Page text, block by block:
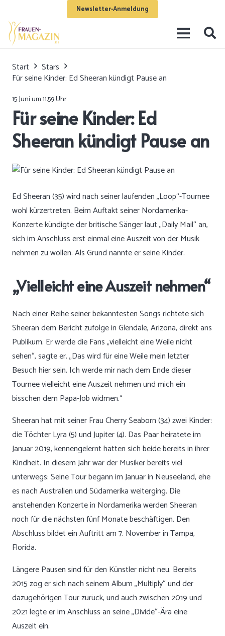
Newsletter-Anmeldung
Start
Stars
Für seine Kinder: Ed Sheeran kündigt Pause an
15 Juni um 11:59 Uhr
Für seine Kinder: Ed
Sheeran kündigt Pause an
Ed Sheeran (35) wird nach seiner laufenden „Loop“-Tournee
wohl kürzertreten. Beim Auftakt seiner Nordamerika-
Konzerte kündigte der britische Sänger laut „Daily Mail“ an,
sich im Anschluss erst einmal eine Auszeit von der Musik
nehmen zu wollen. Als Grund nannte er seine Kinder.
„Vielleicht eine Auszeit nehmen“
Nach einer Reihe seiner bekanntesten Songs richtete sich
Sheeran dem Bericht zufolge in Glendale, Arizona, direkt ans
Publikum. Er werde die Fans „vielleicht eine Weile nicht
sehen“, sagte er. „Das wird für eine Weile mein letzter
Besuch hier sein. Ich werde mir nach dem Ende dieser
Tournee vielleicht eine Auszeit nehmen und mich ein
bisschen dem Papa-Job widmen.“
Sheeran hat mit seiner Frau Cherry Seaborn (34) zwei Kinder:
die Töchter Lyra (5) und Jupiter (4). Das Paar heiratete im
Januar 2019, kennengelernt hatten sich beide bereits in ihrer
Kindheit. In diesem Jahr war der Musiker bereits viel
unterwegs: Seine Tour begann im Januar in Neuseeland, ehe
es nach Australien und Südamerika weiterging. Die
anstehenden Konzerte in Nordamerika werden Sheeran
noch für die nächsten fünf Monate beschäftigen. Den
Abschluss bildet ein Auftritt am 7. November in Tampa,
Florida.
Längere Pausen sind für den Künstler nicht neu. Bereits
2015 zog er sich nach seinem Album „Multiply“ und der
dazugehörigen Tour zurück, und auch zwischen 2019 und
2021 legte er im Anschluss an seine „Divide“-Ära eine
Auszeit ein.